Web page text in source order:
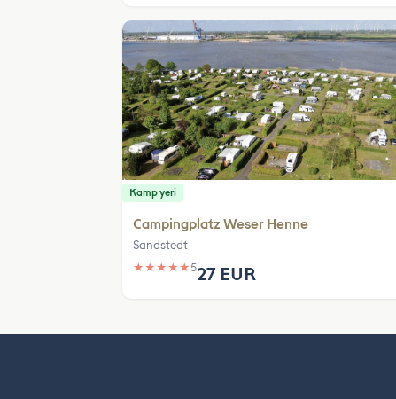
Kamp yeri
Campingplatz Weser Henne
Sandstedt
★ ★ ★ ★ ★527 EUR